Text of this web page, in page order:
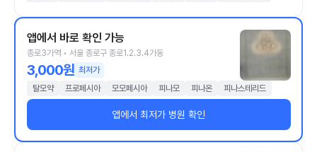
앱에서 바로 확인 가능
종로3가역 • 서울 종로구 종로1.2.3.4가동
3,000원 최저가
탈모약
프로페시아 모모페시아 피나모 피나온 피나스테리드
앱에서 최저가 병원 확인